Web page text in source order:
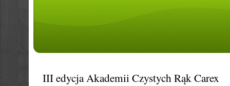
III edycja Akademii Czystych Rąk Carex